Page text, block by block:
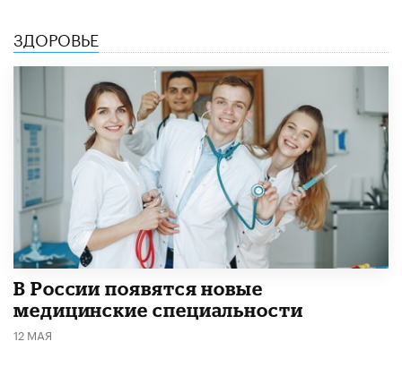
ЗДОРОВЬЕ
В России появятся новые
медицинские специальности
12 МАЯ